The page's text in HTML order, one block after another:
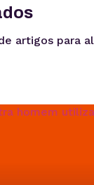
artigos para